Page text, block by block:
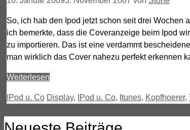
So, ich hab den Ipod jetzt schon seit drei Wochen
ich bemerkte, dass die Coveranzeige beim Ipod
zu importieren. Das ist eine verdammt
man wirklich das Cover nahezu perfekt erkennen
Weiterlesen
Kategorien
IPod u. Co Schlagwörter
Display, IPod u. Co, Itunes, Kopfhoerer,